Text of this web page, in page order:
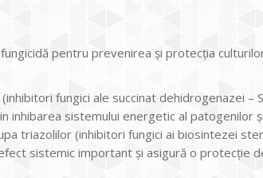
pentru prevenirea şi protecţia
fungici ale succinat dehidrogenazei –
inhibarea sistemului energetic al patogenilor
triazolilor (inhibitori fungici ai biosintezei
sistemic important şi asigură o protecţie